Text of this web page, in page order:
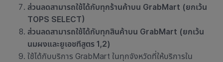
ส่วนลดสามารถใช้ได้กับทุกร้านค้าบน GrabMart (ยกเว้น
TOPS SELECT)
ส่วนลดสามารถใช้ได้กับทุกสินค้าบน GrabMart (ยกเว้น
นมผงและยูเอชทีสูตร 1,2)
ใช้ได้กับบริการ GrabMart ในทุกจังหวัดที่ให้บริการใน